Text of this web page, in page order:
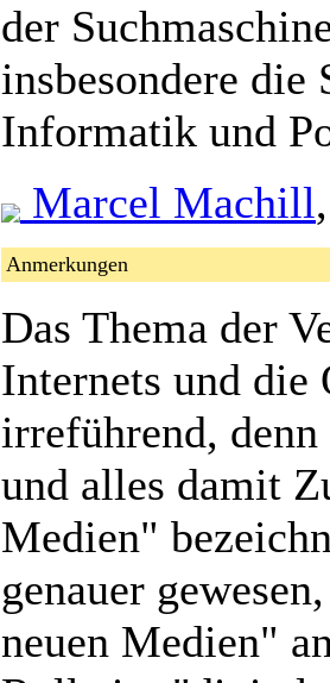
der
insbesondere die
Informatik und
Marcel Machill
Anmerkungen
Das Thema der
Internets und die
irreführend,
und alles damit
Medien"
genauer
neuen Medien"